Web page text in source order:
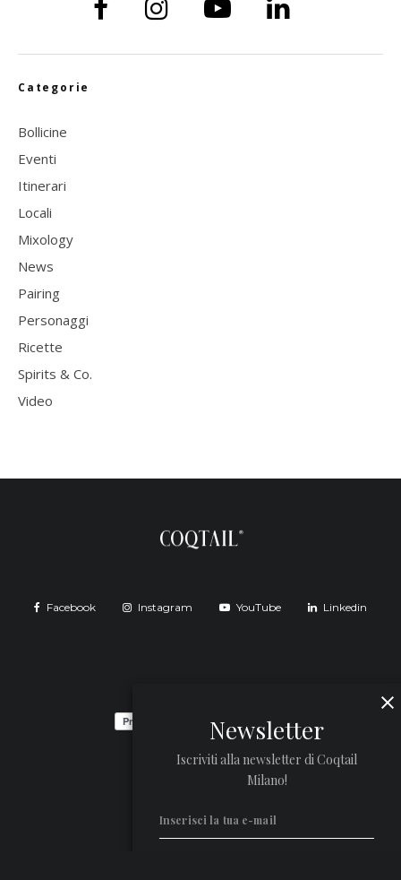
Categorie
Bollicine
Eventi
Itinerari
Locali
Mixology
News
Pairing
Personaggi
Ricette
Spirits & Co.
Video
Facebook Instagram YouTube Linkedin
Newsletter
Iscriviti alla newsletter di Coqtail
Milano!